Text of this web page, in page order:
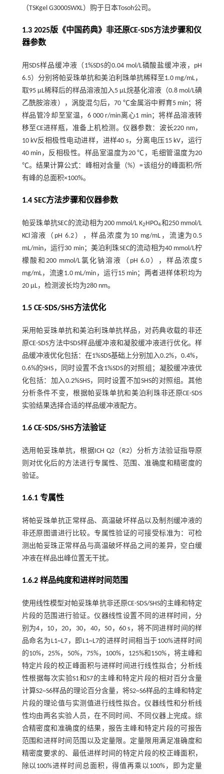
（TSKgel G3000SWXL）购于日本Tosoh公司。
1.3 2025版《中国药典》非还原CE-SDS方法步骤和仪
器参数
用SDS样品缓冲液（1%SDS的0.04 mol/L磷酸盐缓冲液，pH
6.5）分别将帕妥珠单抗和美泊利珠单抗稀释至1.0 mg/mL，
取95 μL稀释后的样品溶液加入5 μL烷基化溶液（0.8 mol/L碘
乙酰胺溶液），涡旋混匀后，70 ℃金属浴中孵育5 min；将
样品管冷却至室温，6 000 r/min离心1 min；将样品溶液转
移至CE进样瓶，准备上机检测。仪器参数：波长220 nm，
10 kV反相极性电动进样，进样40 s，分离电压15 kV，运行
40 min，反相极性。样品室温度为20 ℃，毛细管温度为20
℃。结果计算公式：峰相对含量（%）=该组分的峰面积/所
有峰的总面积×100%。
1.4 SEC方法步骤和仪器参数
帕妥珠单抗SEC的流动相为200 mmol/L K2HPO4和250 mmol/L
KCl溶液（pH 6.2），样品浓度为10 mg/mL，流速为0.5
mL/min，运行30 min；美泊利珠SEC的流动相为40 mmol/L柠
檬酸和200 mmol/L氯化钠溶液（pH 6.0），样品浓度5
mg/mL，流速1.0 mL/min，运行15 min；两者进样体积均为
20 μL，检测波长均为280 nm。
1.5 CE-SDS/SHS方法优化
采用帕妥珠单抗和美泊利珠单抗样品，对药典收载的非还
原CE-SDS方法中SDS样品缓冲液和凝胶缓冲液进行优化。样
品缓冲液优化包括：在1%SDS基础上分别加入0.2%，0.4%，
0.6%的SHS，同时设置不含1%SDS的对照组；凝胶缓冲液优
化包括：加入0.2%SHS，同时设置不加SHS的对照组。其他
分析条件不变，根据帕妥珠单抗和美泊利珠非还原CE-SDS
实验结果选择合适的样品缓冲液配方。
1.6 CE-SDS/SHS方法验证
选用帕妥珠单抗，根据ICH Q2（R2）分析方法验证指导原
则对优化后的方法进行专属性、范围、准确度和精密度的
验证。
1.6.1 专属性
将帕妥珠单抗正常样品、高温破坏样品以及制剂缓冲液的
非还原图谱进行比较。专属性验证的可接受标准为：可检
测出帕妥珠正常样品与高温破坏样品之间的差异，空白缓
冲液在样品出峰位置无干扰。
1.6.2 样品纯度和进样时间范围
使用线性模型对帕妥珠单抗非还原CE-SDS/SHS的主峰和特定
片段的范围进行验证。仪器线性设置不同的进样时间，分
别为4，10，20，30，40，50，60 s，将不同进样时间的样
品命名为L1~L7，即L1~L7的进样时间相当于100%进样时间
的10%，25%，50%，75%，100%，125%和150%，将主峰和
特定片段的校正峰面积与进样时间进行线性拟合；分析线
性根据每次实验S1和S7的主峰和特定片段的相对百分含量
计算S2~S6样品的理论百分含量，将S2~S6样品的主峰和特定
片段的理论值与实测值进行线性拟合。仪器线性和分析线
性均由两名实验人员，在不同时间、不同仪器上完成。综
合精密度和准确度的结果，报告主峰和特定片段的可报告
范围和进样时间范围以及定量限。定量限用满足准确度和
精密度要求的、最低进样时间的特定片段的校正峰面积，
除以100%进样时间总面积，得值再乘以100%，即为定量